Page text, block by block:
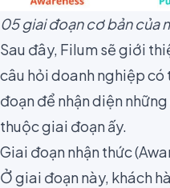
05 giai đoạn cơ bản của
Sau đây, Filum sẽ giới
câu hỏi doanh nghiệp
đoạn để nhận diện
thuộc giai đoạn ấy.
Giai đoạn nhận thức
Ở giai đoạn này, khách